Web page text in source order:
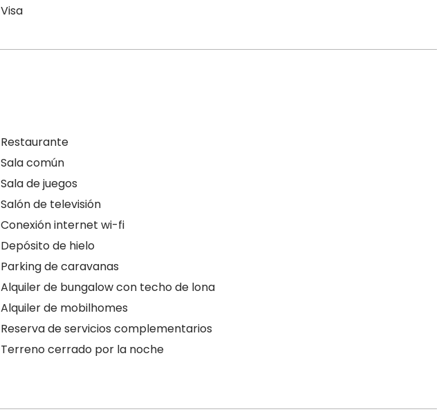
Visa
Restaurante
Sala común
Sala de juegos
Salón de televisión
Conexión internet wi-fi
Depósito de hielo
Parking de caravanas
Alquiler de bungalow con techo de lona
Alquiler de mobilhomes
Reserva de servicios complementarios
Terreno cerrado por la noche